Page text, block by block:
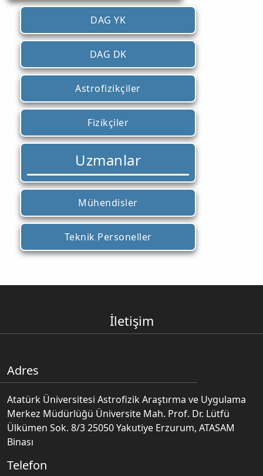
DAG YK
DAG DK
Astrofizikçiler
Fizikçiler
Uzmanlar
Mühendisler
Teknik Personeller
İletişim
Adres
Atatürk Üniversitesi Astrofizik Araştırma ve Uygulama
Merkez Müdürlüğü Üniversite Mah. Prof. Dr. Lütfü
Ülkümen Sok. 8/3 25050 Yakutiye Erzurum, ATASAM
Binası
Telefon